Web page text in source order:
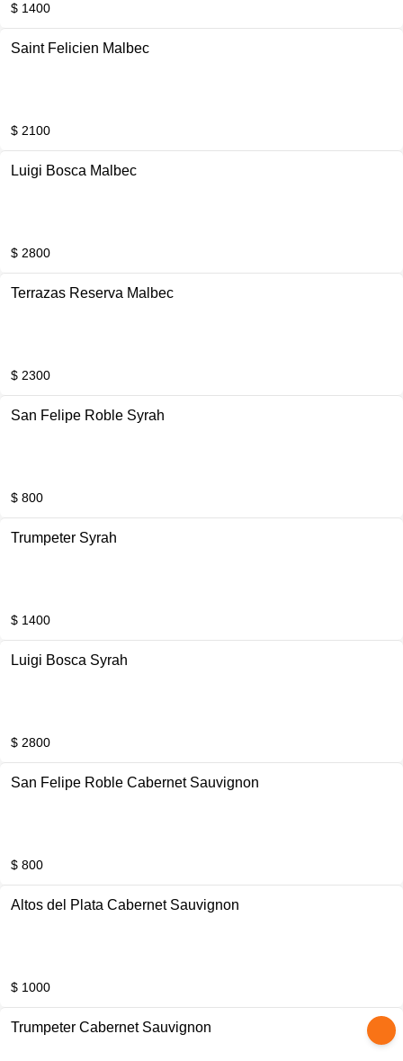
$ 1400
Saint Felicien Malbec
$ 2100
Luigi Bosca Malbec
$ 2800
Terrazas Reserva Malbec
$ 2300
San Felipe Roble Syrah
$ 800
Trumpeter Syrah
$ 1400
Luigi Bosca Syrah
$ 2800
San Felipe Roble Cabernet Sauvignon
$ 800
Altos del Plata Cabernet Sauvignon
$ 1000
Trumpeter Cabernet Sauvignon